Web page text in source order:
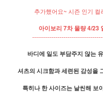
추가했어요~ 시즌 인기
아이보리 7차 물량 4/23
바디에 일도 부담주지 않는
셔츠의 시크함과 세련된 감성을
특히나 한 사이즈는 날씬해 보